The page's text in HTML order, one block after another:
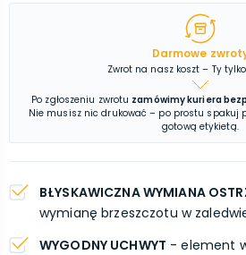
Darmowe
Zwrot na nasz koszt – Ty
Po zgłoszeniu zwrotu zamówimy kuriera
Nie musisz nic drukować – po prostu spakuj
gotową etykietą.
BŁYSKAWICZNA WYMIANA
wymianę brzeszczotu w
WYGODNY UCHWYT - element